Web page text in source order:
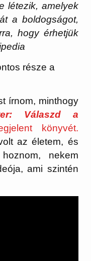
létezik, amelyek
a boldogságot,
hogy érhetjük
része a
írnom, minthogy
Válaszd a
könyvét.
az életem, és
nekem
ami szintén